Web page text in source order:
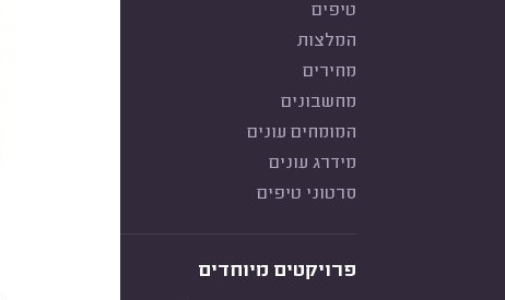
טיפים
המלצות
מחירים
מחשבונים
המומחים עונים
מידרג עונים
סרטוני טיפים
פרויקטים מיוחדים